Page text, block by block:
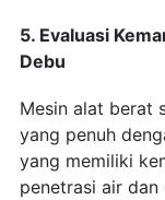
5. Evaluasi
Debu
Mesin alat berat
yang penuh
yang memiliki
penetrasi air dan